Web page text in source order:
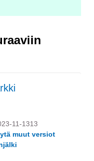
11-1313
muut versiot